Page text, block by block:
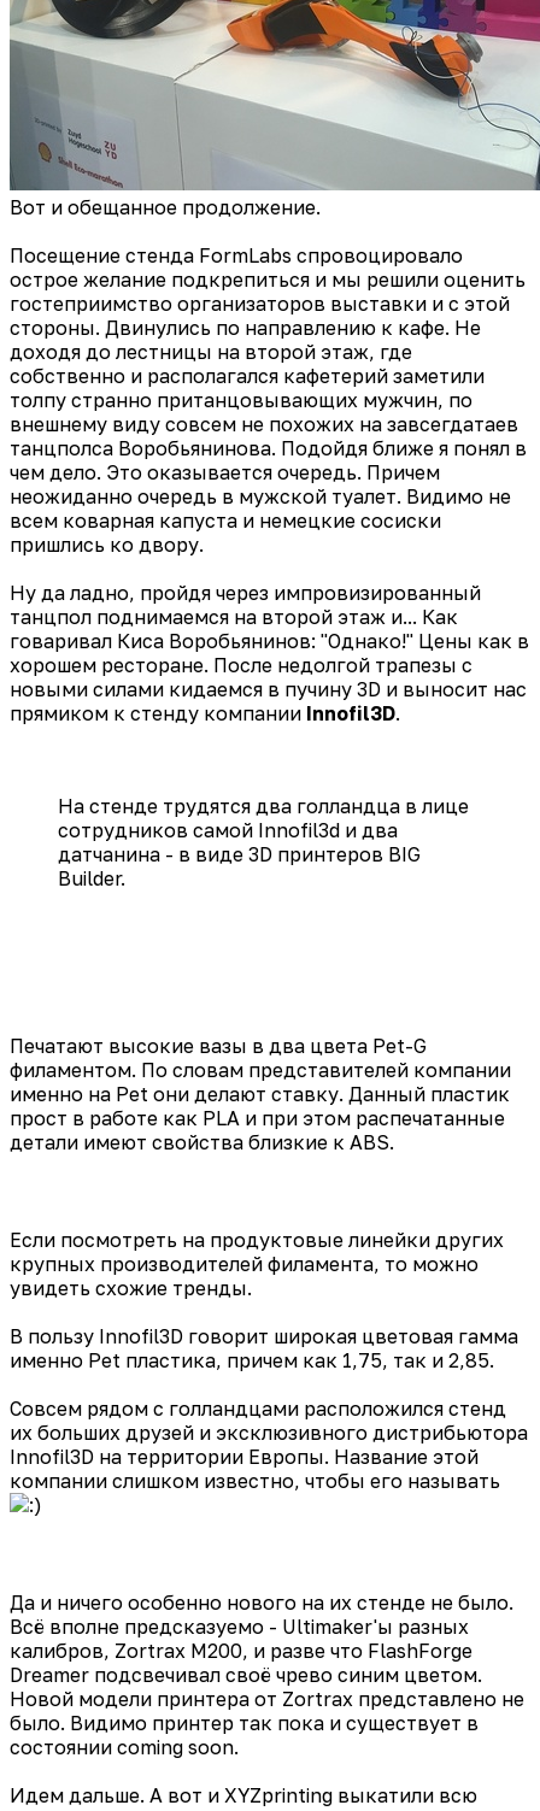
Вот и обещанное продолжение.
Посещение стенда FormLabs спровоцировало
острое желание подкрепиться и мы решили оценить
гостеприимство организаторов выставки и с этой
стороны. Двинулись по направлению к кафе. Не
доходя до лестницы на второй этаж, где
собственно и располагался кафетерий заметили
толпу странно пританцовывающих мужчин, по
внешнему виду совсем не похожих на завсегдатаев
танцполса Воробьянинова. Подойдя ближе я понял в
чем дело. Это оказывается очередь. Причем
неожиданно очередь в мужской туалет. Видимо не
всем коварная капуста и немецкие сосиски
пришлись ко двору.
Ну да ладно, пройдя через импровизированный
танцпол поднимаемся на второй этаж и... Как
говаривал Киса Воробьянинов: "Однако!" Цены как в
хорошем ресторане. После недолгой трапезы с
новыми силами кидаемся в пучину 3D и выносит нас
прямиком к стенду компании Innofil3D.
На стенде трудятся два голландца в лице
сотрудников самой Innofil3d и два
датчанина - в виде 3D принтеров BIG
Builder.
Печатают высокие вазы в два цвета Pet-G
филаментом. По словам представителей компании
именно на Pet они делают ставку. Данный пластик
прост в работе как PLA и при этом распечатанные
детали имеют свойства близкие к ABS.
Если посмотреть на продуктовые линейки других
крупных производителей филамента, то можно
увидеть схожие тренды.
В пользу Innofil3D говорит широкая цветовая гамма
именно Pet пластика, причем как 1,75, так и 2,85.
Совсем рядом с голландцами расположился стенд
их больших друзей и эксклюзивного дистрибьютора
Innofil3D на территории Европы. Название этой
компании слишком известно, чтобы его называть
Да и ничего особенно нового на их стенде не было.
Всё вполне предсказуемо - Ultimaker'ы разных
калибров, Zortrax M200, и разве что FlashForge
Dreamer подсвечивал своё чрево синим цветом.
Новой модели принтера от Zortrax представлено не
было. Видимо принтер так пока и существует в
состоянии coming soon.
Идем дальше. А вот и XYZprinting выкатили всю